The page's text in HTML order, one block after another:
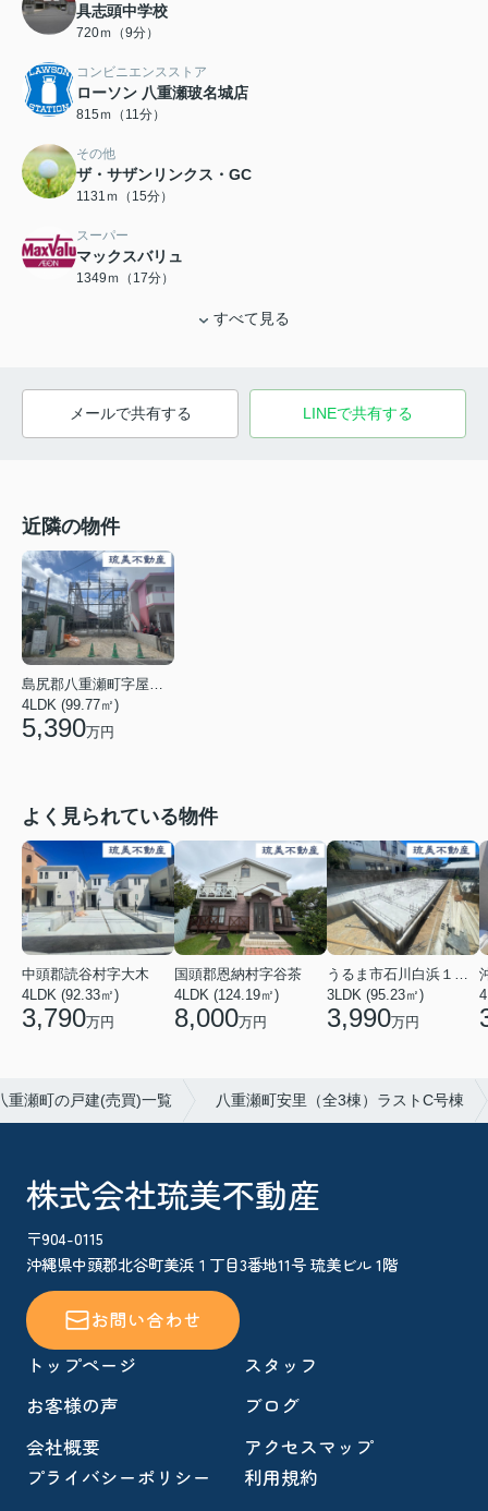
具志頭中学校
720ｍ（9分）
コンビニエンスストア
ローソン 八重瀬玻名城店
815ｍ（11分）
その他
ザ・サザンリンクス・GC
1131ｍ（15分）
スーパー
マックスバリュ
1349ｍ（17分）
すべて見る
メールで共有する LINEで共有する
近隣の物件
島尻郡八重瀬町字屋宜原
4LDK (99.77㎡)
5,390万円
よく見られている物件
中頭郡読谷村字大木
4LDK (92.33㎡)
3,790万円
国頭郡恩納村字谷茶
4LDK (124.19㎡)
8,000万円
うるま市石川白浜１丁目
3LDK (95.23㎡)
3,990万円
重瀬町の戸建(売買)一覧 八重瀬町安里（全3棟）ラストC号棟
株式会社琉美不動産
〒904-0115
沖縄県中頭郡北谷町美浜１丁目3番地11号 琉美ビル 1階
お問い合わせ
トップページ
スタッフ
お客様の声
ブログ
会社概要
アクセスマップ
プライバシーポリシー
利用規約